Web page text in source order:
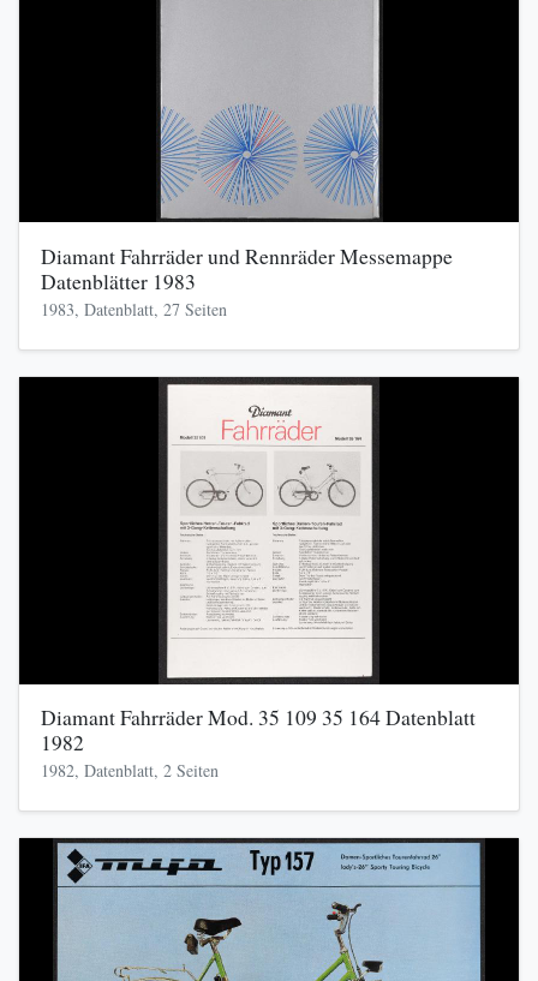
Diamant Fahrräder und Rennräder Messemappe
Datenblätter 1983
1983, Datenblatt, 27 Seiten
Diamant Fahrräder Mod. 35 109 35 164 Datenblatt
1982
1982, Datenblatt, 2 Seiten